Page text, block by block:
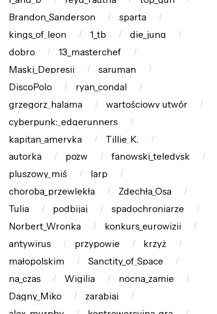
Brandon_Sanderson
sparta
kings_of_leon
1_tb
die_jung
dobro
13_masterchef
Maski_Depresji
saruman
DiscoPolo
ryan_condal
grzegorz_halama
wartościowy_utwór
cyberpunk:_edgerunners
kapitan_ameryka
Tillie_K.
autorka
pozw
fanowski_teledysk
pluszowy_miś
larp
choroba_przewlekła
Zdechła_Osa
Tulia
podbijaj
spadochroniarze
Norbert_Wronka
konkurs_eurowizji
antywirus
przypowie
krzyż
małopolskim
Sanctity_of_Space
na_czas
Wigilia
nocna_zamie
Dagny_Miko
zarabiaj